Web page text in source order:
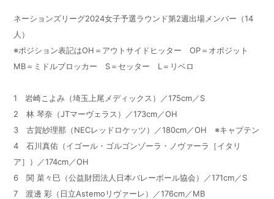
ネーションズリーグ2024女子予選ラウンド第2週出場メンバー（14
人）
※ポジション表記はOH＝アウトサイドヒッター OP＝オポジット
MB＝ミドルブロッカー S＝セッター L＝リベロ
1 岩崎こよみ（埼玉上尾メディックス）／175cm／S
2 林 琴奈（JTマーヴェラス）／173cm／OH
3 古賀紗理那（NECレッドロケッツ）／180cm／OH ※キャプテン
4 石川真佑（イゴール・ゴルゴンゾーラ・ノヴァーラ［イタリ
ア］）／174cm／OH
6 関 菜々巳（公益財団法人日本バレーボール協会）／171cm／S
7 渡邊 彩（日立Astemoリヴァーレ）／176cm／MB